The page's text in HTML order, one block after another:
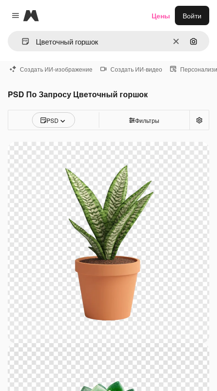
Close menu
Magnific
ОчиститьПоиск
Цены Войти
Создать ИИ-изображение Создать ИИ-видео
PSD По Запросу Цветочный горшок
PSD Фильтры